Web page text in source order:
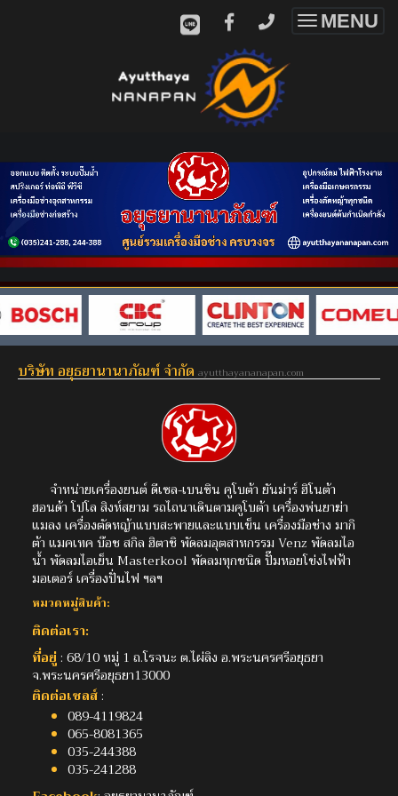
Toggle
MENU
บริษัท อยุธยานานาภัณฑ์ จำกัด ayutthayananapan.com
จำหน่ายเครื่องยนต์ ดีเซล-เบนซิน คูโบต้า ยันม่าร์ ฮิโนต้า
ฮอนด้า โปโล สิงห์สยาม รถไถนาเดินตามคูโบต้า เครื่องพ่นยาฆ่า
แมลง เครื่องตัดหญ้าแบบสะพายและแบบเข็น เครื่องมือช่าง มากิ
ต้า แมคเทค บ๊อช สกิล ฮิตาชิ พัดลมอุตสาหกรรม Venz พัดลมไอ
น้ำ พัดลมไอเย็น Masterkool พัดลมทุกชนิด ปั๊มหอยโข่งไฟฟ้า
มอเตอร์ เครื่องปั่นไฟ ฯลฯ
หมวดหมู่สินค้า:
ติดต่อเรา:
ที่อยู่: 68/10 หมู่ 1 ถ.โรจนะ ต.ไผ่ลิง อ.พระนครศรีอยุธยา
จ.พระนครศรีอยุธยา13000
ติดต่อเซลส์:
089-4119824
065-8081365
035-244388
035-241288